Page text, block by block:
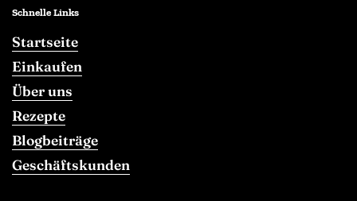
Schnelle Links
Startseite
Einkaufen
Über uns
Rezepte
Blogbeiträge
Geschäftskunden